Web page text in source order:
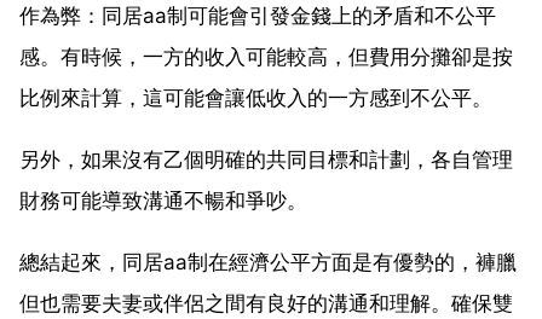
作為弊：同居aa制可能會引發金錢上的矛盾和不公平
感。有時候，一方的收入可能較高，但費用分攤卻是按
比例來計算，這可能會讓低收入的一方感到不公平。
另外，如果沒有乙個明確的共同目標和計劃，各自管理
財務可能導致溝通不暢和爭吵。
總結起來，同居aa制在經濟公平方面是有優勢的，褲臘
但也需要夫妻或伴侶之間有良好的溝通和理解。確保雙